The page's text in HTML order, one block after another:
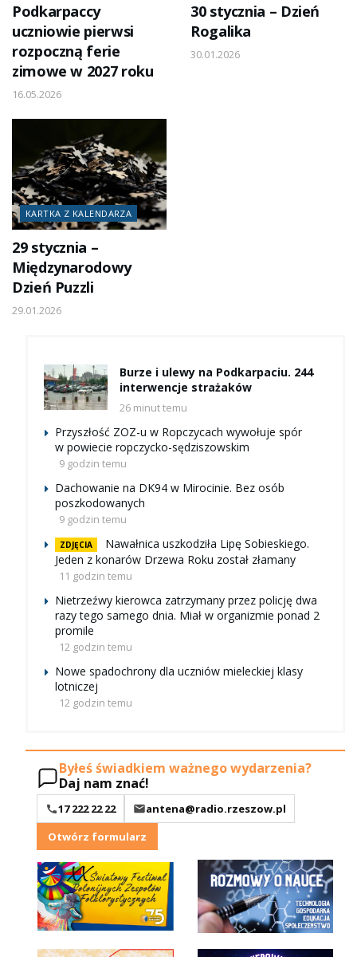
Podkarpaccy
uczniowie pierwsi
rozpoczną ferie
zimowe w 2027 roku
16.05.2026
30 stycznia – Dzień
Rogalika
30.01.2026
KARTKA Z KALENDARZA
29 stycznia –
Międzynarodowy
Dzień Puzzli
29.01.2026
Burze i ulewy na Podkarpaciu. 244
interwencje strażaków
26 minut temu
Przyszłość ZOZ-u w Ropczycach wywołuje spór
w powiecie ropczycko-sędziszowskim
9 godzin temu
Dachowanie na DK94 w Mirocinie. Bez osób
poszkodowanych
9 godzin temu
ZDJĘCIA
Nawałnica uszkodziła Lipę Sobieskiego.
Jeden z konarów Drzewa Roku został złamany
11 godzin temu
Nietrzeźwy kierowca zatrzymany przez policję dwa
razy tego samego dnia. Miał w organizmie ponad 2
promile
12 godzin temu
Nowe spadochrony dla uczniów mieleckiej klasy
lotniczej
12 godzin temu
Byłeś świadkiem ważnego wydarzenia?
Daj nam znać!
17 222 22 22
antena@radio.rzeszow.pl
Otwórz formularz